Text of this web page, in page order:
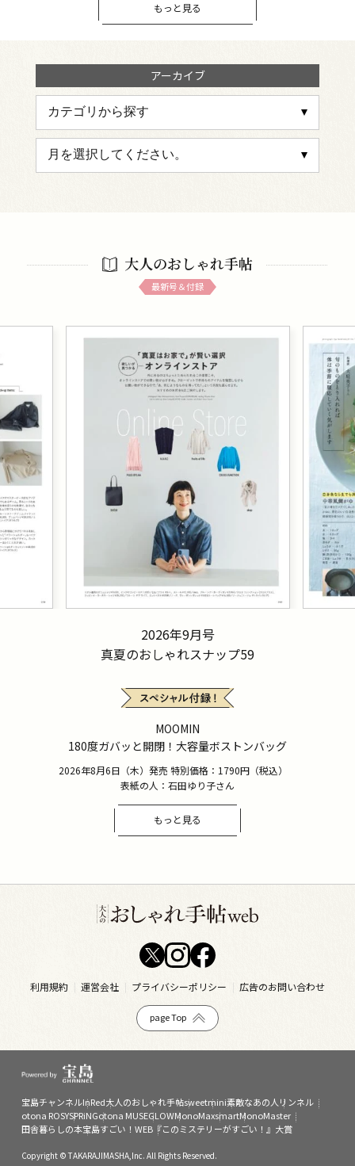
もっと見る
アーカイブ
大人のおしゃれ手帖
最新号＆付録
2026年9月号
真夏のおしゃれスナップ59
MOOMIN
180度ガバッと開閉！大容量ボストンバッグ
2026年8月6日（木）発売 特別価格：1790円（税込）
表紙の人：石田ゆり子さん
もっと見る
利用規約 運営会社 プライバシーポリシー 広告のお問い合わせ
page Top
宝島チャンネルInRed大人のおしゃれ手帖sweetmini素敵なあの人 リンネル
otona ROSYSPRiNGotona MUSEGLOWMonoMaxsmartMonoMaster
田舎暮らしの本宝島すごい！WEB『このミステリーがすごい！』大賞
Copyright © TAKARAJIMASHA,Inc. All Rights Reserved.